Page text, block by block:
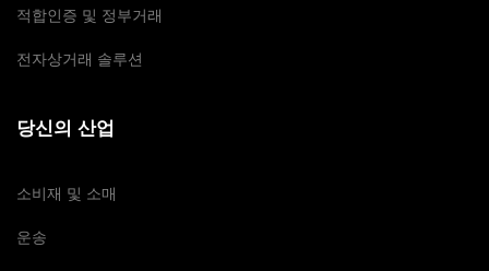
적합인증 및 정부거래
전자상거래 솔루션
당신의 산업
소비재 및 소매
운송